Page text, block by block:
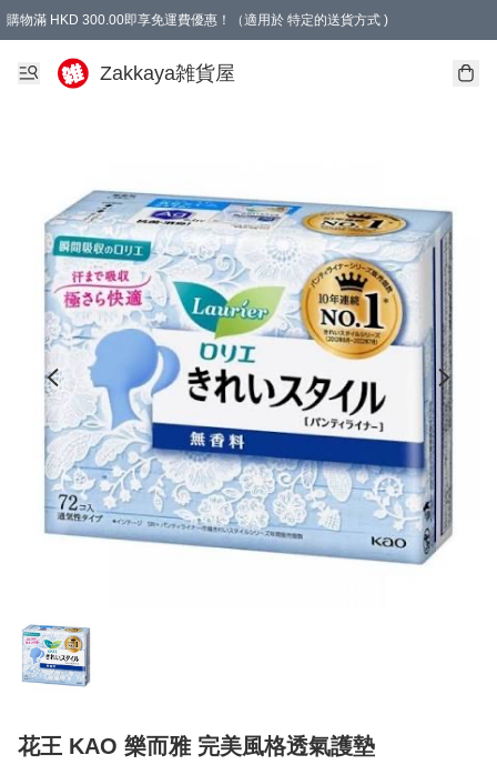
購物滿 HKD 300.00即享免運費優惠！（適用於 特定的送貨方式 )
Zakkaya雑貨屋
花王 KAO 樂而雅 完美風格透氣護墊